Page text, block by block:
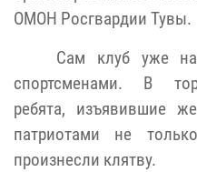
ОМОН Росгвардии Тувы.
Сам клуб уже
спортсменами. В
ребята, изъявившие
патриотами не
произнесли клятву.